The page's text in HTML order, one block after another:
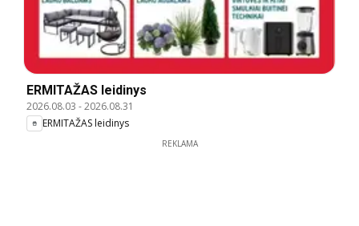
ERMITAŽAS leidinys
2026.08.03 -2026.08.31
ERMITAŽAS leidinys
REKLAMA